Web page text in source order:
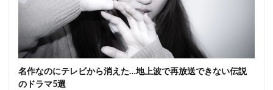
名作なのにテレビから消えた…地上波で再放送できない伝説
のドラマ5選